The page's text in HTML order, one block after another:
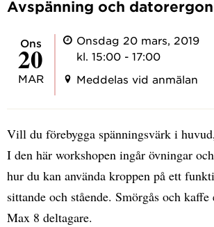
Avspänning och
ons
20
MAR
Onsdag 20 mars, 2019
kl. 15:00 - 17:00
Meddelas vid anmälan
Vill du förebygga spänningsvärk i
I den här workshopen ingår övningar
hur du kan använda kroppen på ett
sittande och stående. Smörgås och kaffe
Max 8 deltagare.